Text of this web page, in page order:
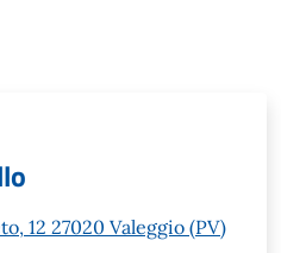
12 27020 Valeggio (PV)